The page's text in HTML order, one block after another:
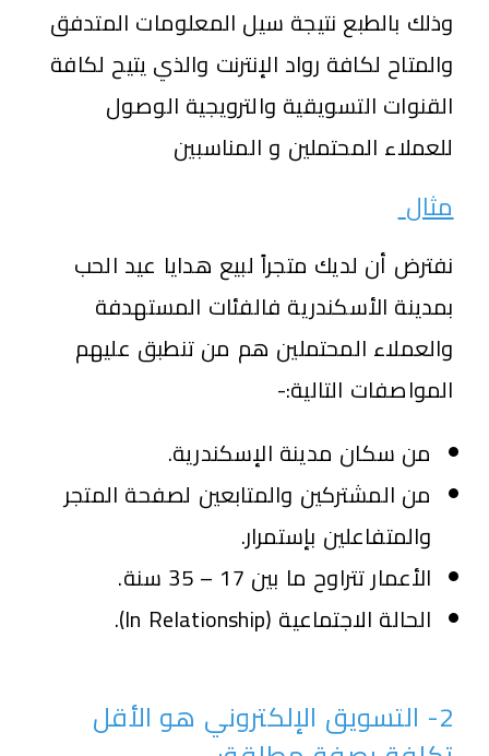
وذلك بالطبع نتيجة سيل المعلومات المتدفق
والمتاح لكافة رواد الإنترنت والذي يتيح لكافة
القنوات التسويقية والترويجية الوصول
للعملاء المحتملين و المناسبين
مثال
نفترض أن لديك متجراً لبيع هدايا عيد الحب
بمدينة الأسكندرية فالفئات المستهدفة
والعملاء المحتملين هم من تنطبق عليهم
المواصفات التالية:-
من سكان مدينة الإسكندرية.
من المشتركين والمتابعين لصفحة المتجر
والمتفاعلين بإستمرار.
الأعمار تتراوح ما بين 17 – 35 سنة.
الحالة الاجتماعية (In Relationship).
2- التسويق الإلكتروني هو الأقل